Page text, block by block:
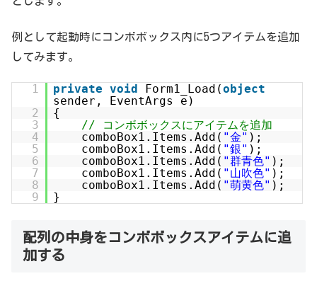
例として起動時にコンボボックス内に5つアイテムを追加
してみます。
1 private void Form1_Load(object
sender, EventArgs e)
2
{
3
// コンボボックスにアイテムを追加
4
comboBox1.Items.Add( "金" );
5
comboBox1.Items.Add( "銀" );
6
comboBox1.Items.Add( "群青色" );
7
comboBox1.Items.Add( "山吹色" );
8
comboBox1.Items.Add( "萌黄色" );
9
}
配列の中身をコンボボックスアイテムに追
加する